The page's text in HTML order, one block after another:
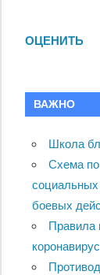
ОЦЕНИТЬ
ВАЖНО
Школа
Схема
боевых
Правила